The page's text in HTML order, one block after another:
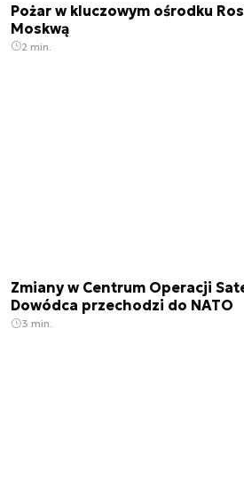
Pożar w kluczowym ośrodku
Moskwą
2 min.
Zmiany w Centrum Operacji
Dowódca przechodzi do NATO
3 min.